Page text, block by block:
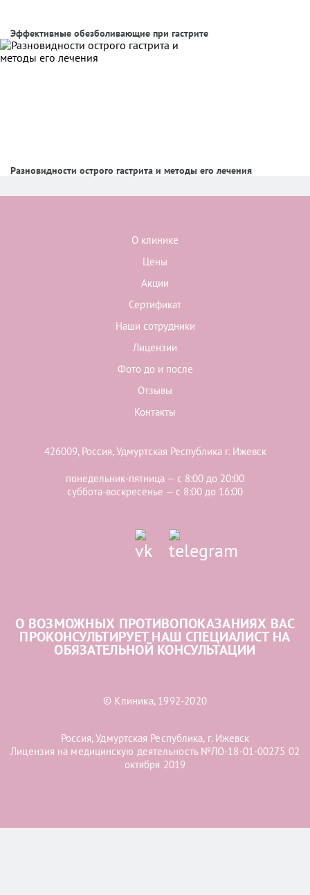
Эффективные обезболивающие при гастрите
Разновидности острого гастрита и методы его лечения
О клинике
Цены
Акции
Сертификат
Наши сотрудники
Лицензии
Фото до и после
Отзывы
Контакты
426009, Россия, Удмуртская Республика г. Ижевск
понедельник-пятница — с 8:00 до 20:00
суббота-воскресенье — с 8:00 до 16:00
О ВОЗМОЖНЫХ ПРОТИВОПОКАЗАНИЯХ ВАС
ПРОКОНСУЛЬТИРУЕТ НАШ СПЕЦИАЛИСТ НА
ОБЯЗАТЕЛЬНОЙ КОНСУЛЬТАЦИИ
© Клиника, 1992-2020
Россия, Удмуртская Республика, г. Ижевск
Лицензия на медицинскую деятельность №ЛО-18-01-00275 02
октября 2019